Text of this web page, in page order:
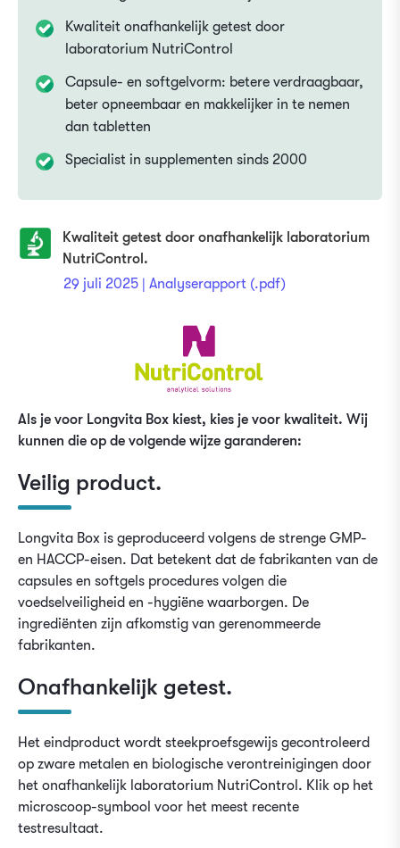
Als je voor Longvita Box kiest, kies je voor kwaliteit. Wij
kunnen die op de volgende wijze garanderen:
Veilig product.
Longvita Box is geproduceerd volgens de strenge GMP-
en HACCP-eisen. Dat betekent dat de fabrikanten van de
capsules en softgels procedures volgen die
voedselveiligheid en -hygiëne waarborgen. De
ingrediënten zijn afkomstig van gerenommeerde
fabrikanten.
Onafhankelijk getest.
Het eindproduct wordt steekproefsgewijs gecontroleerd
op zware metalen en biologische verontreinigingen door
het onafhankelijk laboratorium NutriControl. Klik op het
microscoop-symbool voor het meest recente
testresultaat.
Kwaliteit onafhankelijk getest door
laboratorium NutriControl
Capsule- en softgelvorm: betere verdraagbaar,
beter opneembaar en makkelijker in te nemen
dan tabletten
Specialist in supplementen sinds 2000
Kwaliteit getest door onafhankelijk laboratorium
NutriControl.
29 juli 2025 | Analyserapport (.pdf)